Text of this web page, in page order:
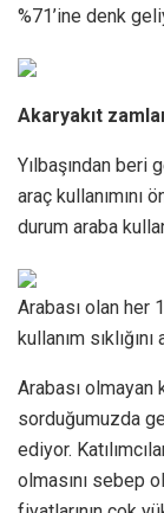
%71’ine denk
Akaryakıt
Yılbaşından beri
araç kullanımını
durum araba
Arabası olan her
kullanım
Arabası
sorduğumuzda
ediyor.
olmasını sebep